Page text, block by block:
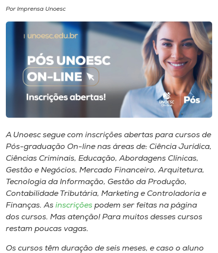
Internacionalização
I.nova
Diplomados
Cultura
CPA
Biblioteca
Editora
Rádio
Por Imprensa Unoesc
A Unoesc segue com inscrições abertas para cursos de
Pós-graduação On-line nas áreas de: Ciência Jurídica,
Ciências Criminais, Educação, Abordagens Clínicas,
Gestão e Negócios, Mercado Financeiro, Arquitetura,
Tecnologia da Informação, Gestão da Produção,
Contabilidade Tributária, Marketing e Controladoria e
Finanças. As inscrições podem ser feitas na página
dos cursos. Mas atenção! Para muitos desses cursos
restam poucas vagas.
Os cursos têm duração de seis meses, e caso o aluno